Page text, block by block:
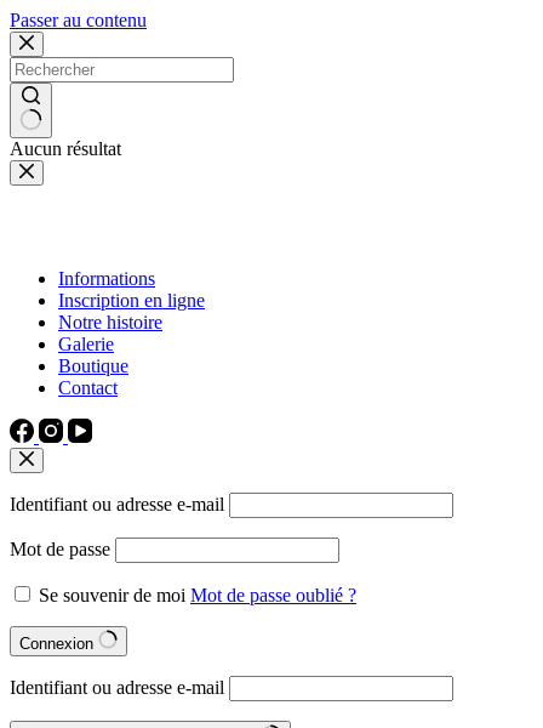
Passer au contenu
Aucun résultat
Informations
Inscription en ligne
Notre histoire
Galerie
Boutique
Contact
Identifiant ou adresse e-mail
Mot de passe
Se souvenir de moi Mot de passe oublié ?
Connexion
Identifiant ou adresse e-mail